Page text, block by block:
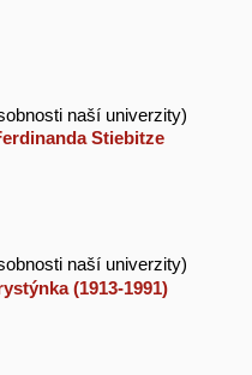
naší univerzity)
Stiebitze
naší univerzity)
(1913-1991)